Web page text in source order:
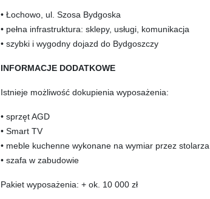
• Łochowo, ul. Szosa Bydgoska
• pełna infrastruktura: sklepy, usługi, komunikacja
• szybki i wygodny dojazd do Bydgoszczy
INFORMACJE DODATKOWE
Istnieje możliwość dokupienia wyposażenia:
• sprzęt AGD
• Smart TV
• meble kuchenne wykonane na wymiar przez stolarza
• szafa w zabudowie
Pakiet wyposażenia: + ok. 10 000 zł